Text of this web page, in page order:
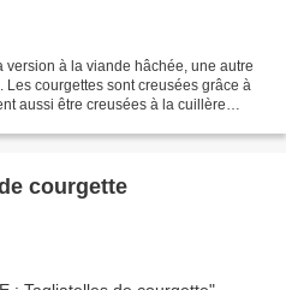
version à la viande hâchée, une autre
courgettes sont creusées grâce à
aussi être creusées à la cuillère
courgette